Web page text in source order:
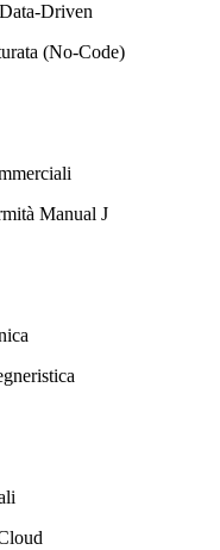
Driven
(No-Code)
Manual J